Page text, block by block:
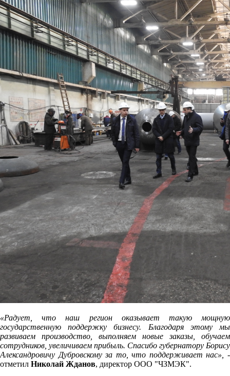
«Радует, что наш регион оказывает такую мощную
государственную поддержку бизнесу. Благодаря этому мы
развиваем производство, выполняем новые заказы, обучаем
сотрудников, увеличиваем прибыль. Спасибо губернатору Борису
Александровичу Дубровскому за то, что поддерживает нас»,
-
отметил Николай Жданов, директор ООО "ЧЗМЭК".